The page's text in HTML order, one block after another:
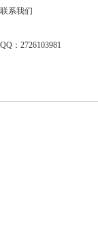
联系我们
QQ：2726103981